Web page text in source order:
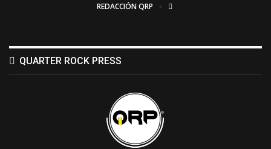
REDACCIÓN QRP
QUARTER ROCK PRESS